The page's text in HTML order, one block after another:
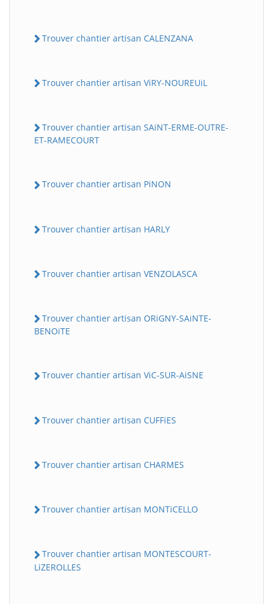
Trouver chantier artisan CALENZANA
Trouver chantier artisan ViRY-NOUREUiL
Trouver chantier artisan SAiNT-ERME-OUTRE-
ET-RAMECOURT
Trouver chantier artisan PiNON
Trouver chantier artisan HARLY
Trouver chantier artisan VENZOLASCA
Trouver chantier artisan ORiGNY-SAiNTE-
BENOiTE
Trouver chantier artisan ViC-SUR-AiSNE
Trouver chantier artisan CUFFiES
Trouver chantier artisan CHARMES
Trouver chantier artisan MONTiCELLO
Trouver chantier artisan MONTESCOURT-
LiZEROLLES